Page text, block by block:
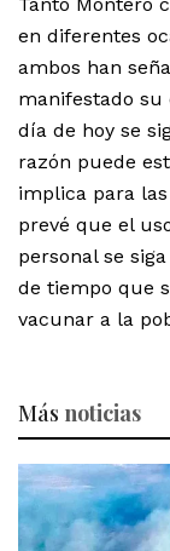
en diferentes
ambos han
manifestado su
día de hoy se
razón puede
implica para
prevé que el
personal se
de tiempo que
vacunar a la
Más noticias